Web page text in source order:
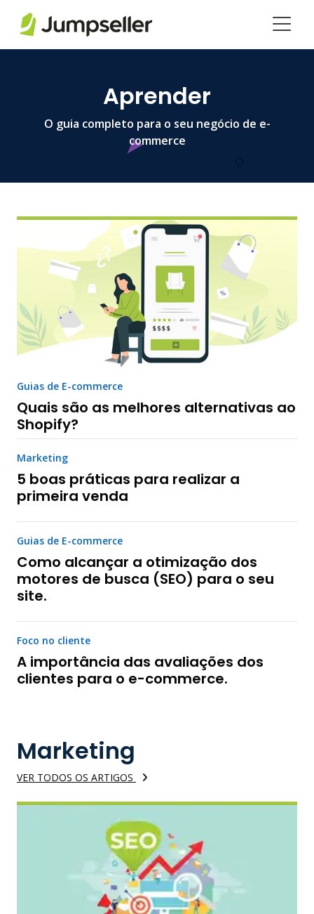
Aprender
O guia completo para o seu negócio de e-
commerce
Guias de E-commerce
Quais são as melhores alternativas ao
Shopify?
Marketing
5 boas práticas para realizar a
primeira venda
Guias de E-commerce
Como alcançar a otimização dos
motores de busca (SEO) para o seu
site.
Foco no cliente
A importância das avaliações dos
clientes para o e-commerce.
Marketing
VER TODOS OS ARTIGOS